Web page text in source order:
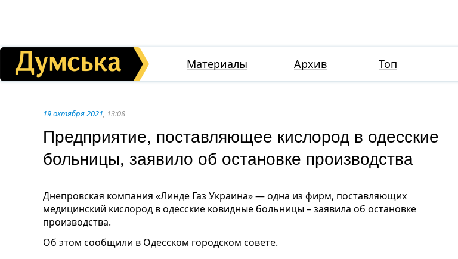
Материалы Архив Топ
19 октября 2021, 13:08
Предприятие, поставляющее кислород в одесские
больницы, заявило об остановке производства
Днепровская компания «Линде Газ Украина» — одна из фирм, поставляющих
медицинский кислород в одесские ковидные больницы – заявила об остановке
производства.
Об этом сообщили в Одесском городском совете.